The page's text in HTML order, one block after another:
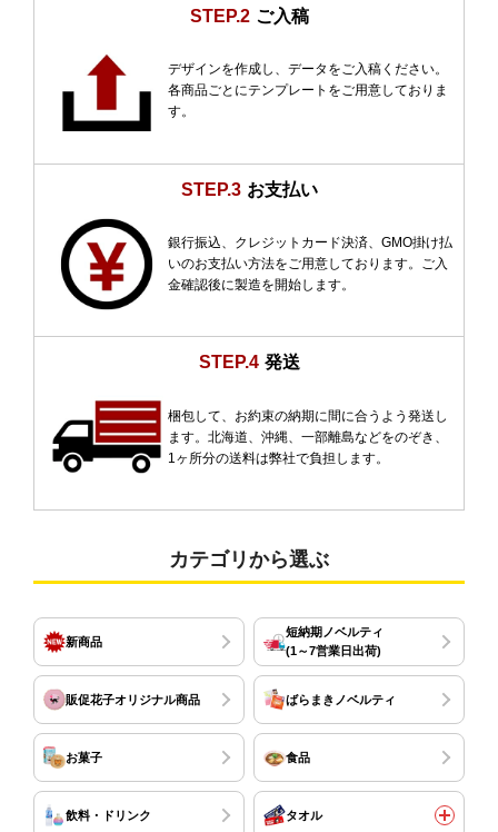
STEP.2 ご入稿
デザインを作成し、データをご入稿ください。
各商品ごとにテンプレートをご用意しておりま
す。
STEP.3 お支払い
銀行振込、クレジットカード決済、GMO掛け払
いのお支払い方法をご用意しております。ご入
金確認後に製造を開始します。
STEP.4 発送
梱包して、お約束の納期に間に合うよう発送し
ます。北海道、沖縄、一部離島などをのぞき、
1ヶ所分の送料は弊社で負担します。
カテゴリから選ぶ
新商品
短納期ノベルティ
(1～7営業日出荷)
販促花子オリジナル商品 ばらまきノベルティ
お菓子 食品
飲料・ドリンク タオル